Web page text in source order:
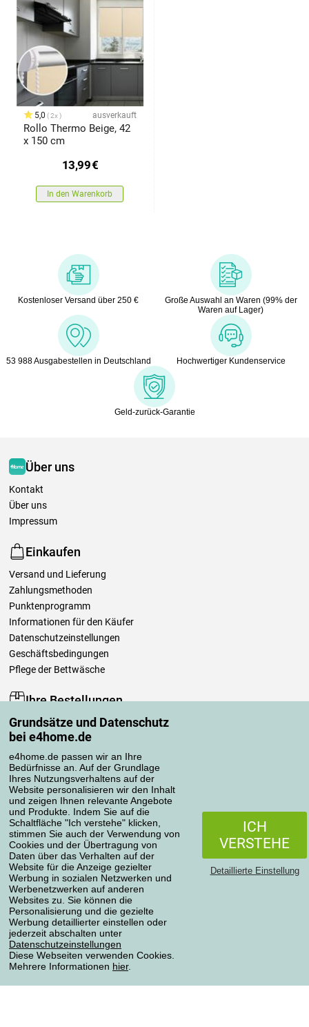
Grundsätze und Datenschutz
bei e4home.de
e4home.de passen wir an Ihre
Bedürfnisse an. Auf der Grundlage
Ihres Nutzungsverhaltens auf der
Website personalisieren wir den Inhalt
und zeigen Ihnen relevante Angebote
und Produkte. Indem Sie auf die
Schaltfläche "Ich verstehe" klicken,
stimmen Sie auch der Verwendung von
Cookies und der Übertragung von
Daten über das Verhalten auf der
Website für die Anzeige gezielter
Werbung in sozialen Netzwerken und
Werbenetzwerken auf anderen
Websites zu. Sie können die
Personalisierung und die gezielte
Werbung detaillierter einstellen oder
jederzeit abschalten unter
Datenschutzeinstellungen
Diese Webseiten verwenden Cookies.
Mehrere Informationen hier.
ICH
VERSTEHE
Detaillierte Einstellung
5,0 2x ausverkauft
Rollo Thermo Beige, 42
x 150 cm
13,99€
In den Warenkorb
Kostenloser Versand über 250 €
Große Auswahl an Waren (99% der
Waren auf Lager)
53 988 Ausgabestellen in Deutschland Hochwertiger Kundenservice
Geld-zurück-Garantie
Über uns
Kontakt
Über uns
Impressum
Einkaufen
Versand und Lieferung
Zahlungsmethoden
Punktenprogramm
Informationen für den Käufer
Datenschutzeinstellungen
Geschäftsbedingungen
Pflege der Bettwäsche
Ihre Bestellungen
Mein Konto
Bestellübersicht
Reklamationen
Widerrufsbelehrung
Einfach mehr wissen
Richtlinien zur Verarbeitung von Bewertungen
Transportarten
Zahlungsmethoden
Zuverlässiger Shop